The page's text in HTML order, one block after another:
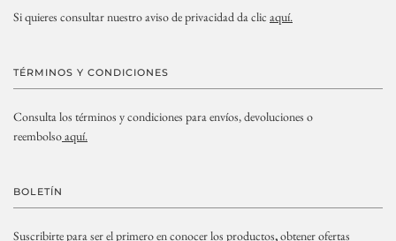
Si quieres consultar nuestro aviso de privacidad da clic aquí.
TÉRMINOS Y CONDICIONES
Consulta los términos y condiciones para envíos, devoluciones o
reembolsoaquí.
BOLETÍN
Suscribirte para ser el primero en conocer los productos,obtener ofertas